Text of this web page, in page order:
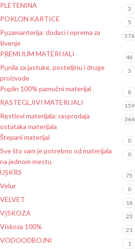
PLETENINA 3
POKLON KARTICE 5
Pozamanterija: dodaci i oprema za
šivenje
576
PREMIJUM MATERIJALI 46
Punila za jastuke, posteljinu i druge
proizvode
3
Puplin 100% pamučni materijal 8
RASTEGLJIVI MATERIJALI 159
Restlovi materijala: rasprodaja
ostataka materijala
364
Štepani materijal 0
Sve što vam je potrebno od materijala
na jednom mestu
0
USKRS 75
Velur 0
VELVET 16
VISKOZA 23
Viskoza 100% 21
VODOODBOJNI 1